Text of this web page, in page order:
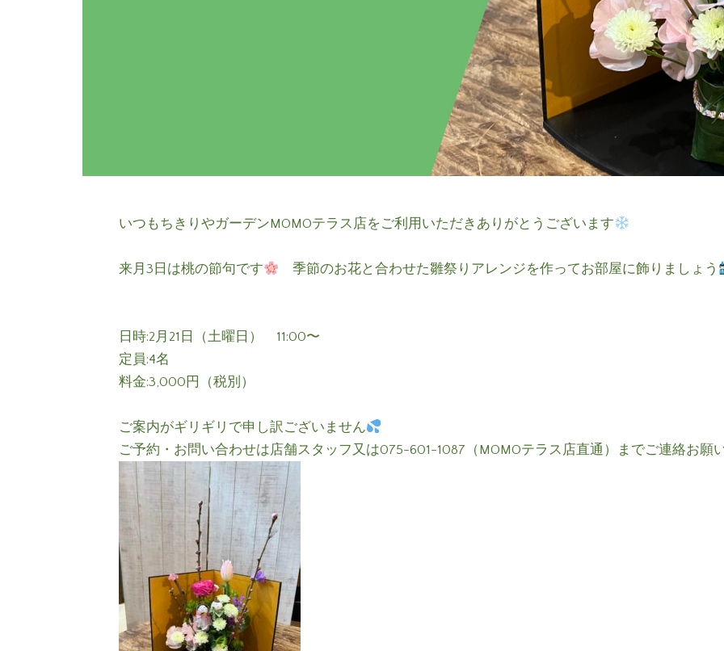
いつもちきりやガーデンMOMOテラス店をご利用いただきありがとうございます
来月3日は桃の節句です 季節のお花と合わせた雛祭りアレンジを作ってお部屋に飾りましょう
日時:2月21日（土曜日） 11:00〜
定員:4名
料金:3,000円（税別）
ご案内がギリギリで申し訳ございません
ご予約・お問い合わせは店舗スタッフ又は075-601-1087（MOMOテラス店直通）までご連絡お願